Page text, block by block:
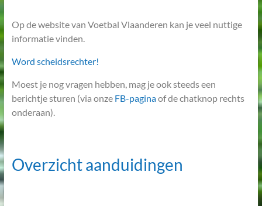
Op de website van Voetbal Vlaanderen kan je veel nuttige
informatie vinden.
Word scheidsrechter!
Moest je nog vragen hebben, mag je ook steeds een
berichtje sturen (via onze FB-paginaof de chatknop rechts
onderaan).
Overzicht aanduidingen